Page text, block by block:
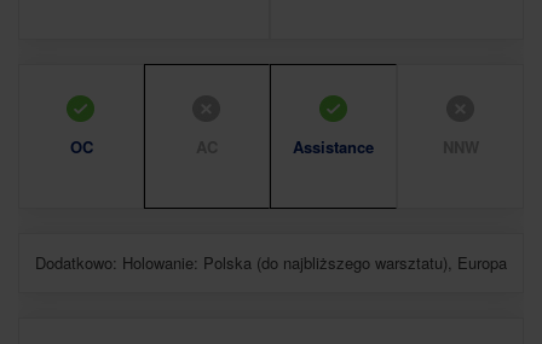
OC Assistance
Dodatkowo: Holowanie: Polska (do najbliższego warsztatu), Europa